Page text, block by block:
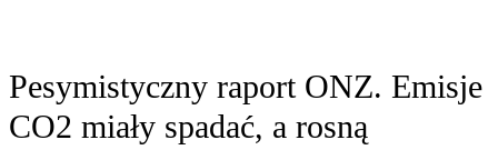
Pesymistyczny raport ONZ. Emisje
CO2 miały spadać, a rosną